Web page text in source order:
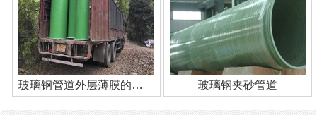
玻璃钢管道外层薄膜的作用 玻璃钢夹砂管道